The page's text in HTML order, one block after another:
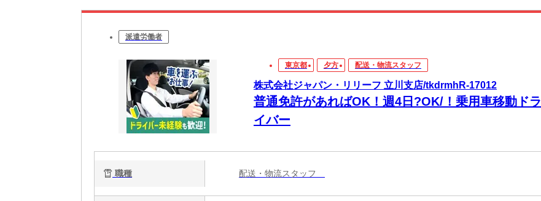
派遣労働者
東京都 夕方 配送・物流スタッフ
株式会社ジャパン・リリーフ 立川支店/tkdrmhR-17012
普通免許があればOK！週4日?OK/！乗用車移動ドラ
イバー
職種 配送・物流スタッフ